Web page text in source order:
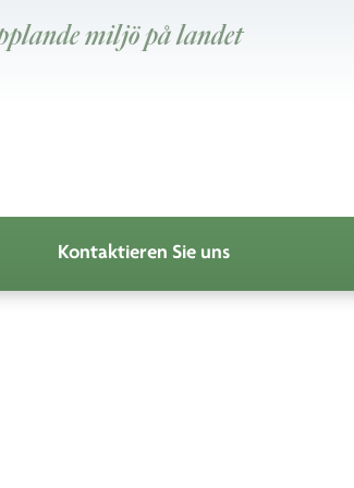
miljö på landet
Kontaktieren Sie uns